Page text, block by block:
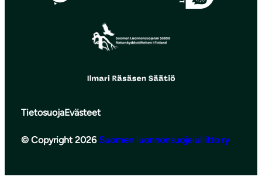
TietosuojaEvästeet
© Copyright 2026 Suomen luonnonsuojeluliitto ry